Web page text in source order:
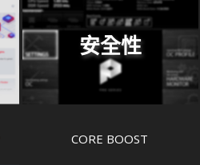
安全性
CORE BOOST